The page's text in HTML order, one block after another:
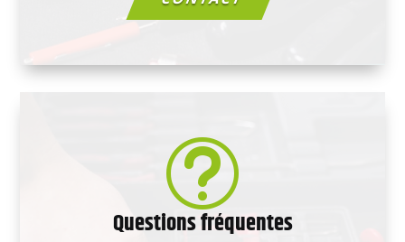
t
Questions fréquentes